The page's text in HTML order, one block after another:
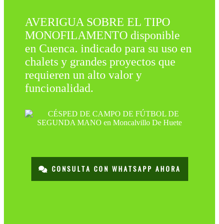
AVERIGUA SOBRE EL TIPO
MONOFILAMENTO disponible
en Cuenca. indicado para su uso en
chalets y grandes proyectos que
requieren un alto valor y
funcionalidad.
CONSULTA CON WHATSAPP AHORA